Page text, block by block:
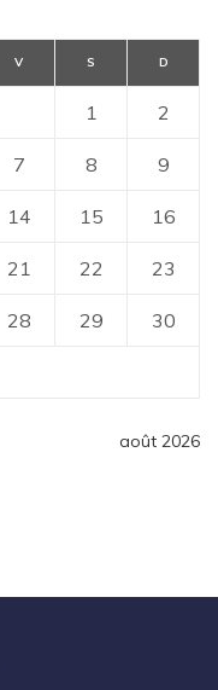
août 2026
V S D
1 2
7 8 9
14 15 16
21 22 23
28 29 30